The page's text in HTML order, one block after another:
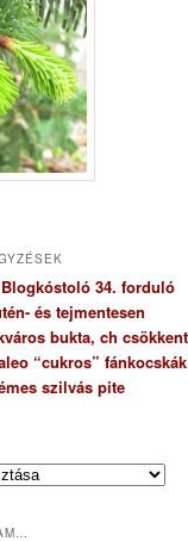
34. forduló
és tejmentesen
bukta, ch
“cukros” fánkocskák
szilvás pite